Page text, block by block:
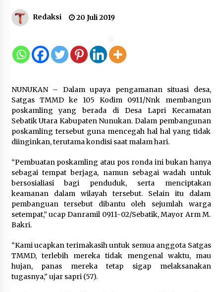
Tigaraksa, Semarakkan HUT RI
7 Agustus 2026
Lapas Banjar Tanam 200 Pohon
Cabai Dukung Program Ketahanan
Pangan
7 Agustus 2026
Terungkap Ada Transisi Panjang
Pengelolaan , Perumdam TKR
Didesak Transparan
7 Agustus 2026
Terus Meningkat
7 Agustus 2026
Redaksi 20 Juli 2019
NUNUKAN – Dalam upaya pengamanan situasi desa,
Satgas TMMD ke 105 Kodim 0911/Nnk membangun
poskamling yang berada di Desa Lapri Kecamatan
Sebatik Utara Kabupaten Nunukan. Dalam pembangunan
poskamling tersebut guna mencegah hal hal yang tidak
diinginkan, terutama kondisi saat malam hari.
“Pembuatan poskamling atau pos ronda ini bukan hanya
sebagai tempat berjaga, namun sebagai wadah untuk
bersosialiasi bagi penduduk, serta menciptakan
keamanan dalam wilayah tersebut. Selain itu dalam
pembanguan tersebut dibantu oleh sejumlah warga
setempat,” ucap Danramil 0911-02/Sebatik, Mayor Arm M.
Bakri.
“Kami ucapkan terimakasih untuk semua anggota Satgas
TMMD, terlebih mereka tidak mengenal waktu, mau
hujan, panas mereka tetap sigap melaksanakan
tugasnya,” ujar sapri (57).